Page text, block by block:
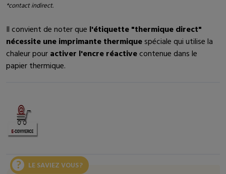
*contact indirect.
Il convient de noter que l'étiquette "thermique direct"
nécessite une imprimante thermiquespéciale qui utilise la
chaleur pouractiver l'encre réactivecontenue dans le
papier thermique.
LE SAVIEZ VOUS ?